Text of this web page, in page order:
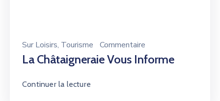
Sur Loisirs‚ Tourisme Commentaire
La Châtaigneraie Vous Informe
Continuer la lecture